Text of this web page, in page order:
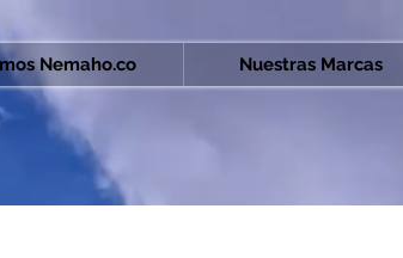
Nemaho.co Nuestras Marcas